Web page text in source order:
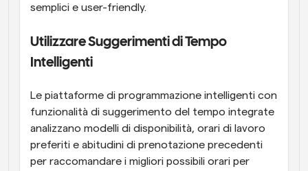
semplici e user-friendly.
Utilizzare Suggerimenti di Tempo
Intelligenti
Le piattaforme di programmazione intelligenti con
funzionalità di suggerimento del tempo integrate
analizzano modelli di disponibilità, orari di lavoro
preferiti e abitudini di prenotazione precedenti
per raccomandare i migliori possibili orari per